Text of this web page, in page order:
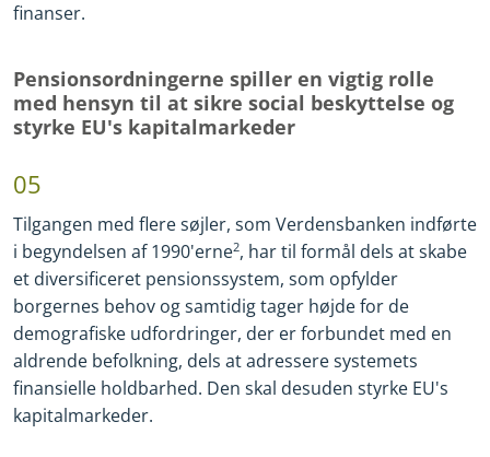
finanser.
Pensionsordningerne spiller en vigtig rolle
med hensyn til at sikre social beskyttelse og
styrke EU's kapitalmarkeder
05
Tilgangen med flere søjler, som Verdensbanken indførte
i begyndelsen af 1990'erne2, har til formål dels at skabe
et diversificeret pensionssystem, som opfylder
borgernes behov og samtidig tager højde for de
demografiske udfordringer, der er forbundet med en
aldrende befolkning, dels at adressere systemets
finansielle holdbarhed. Den skal desuden styrke EU's
kapitalmarkeder.